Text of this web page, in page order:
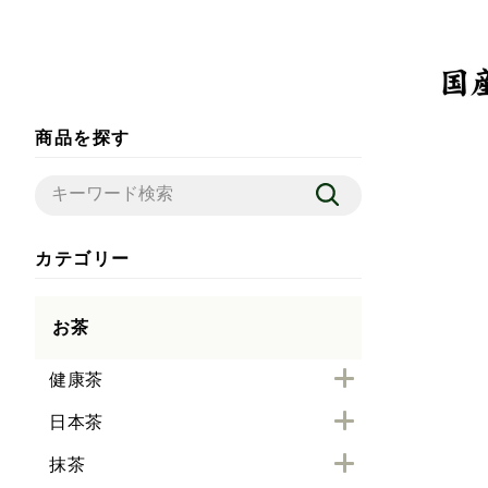
商品を探す
カテゴリー
お茶
健康茶
日本茶
抹茶